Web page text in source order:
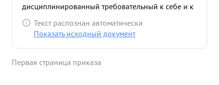
дисциплинированный требовательный к себе и к
подчиненным Командирскими навыками
обладает Опыт и знания подчиненным передает.
совершил 61 боевой вылет,за успешное вына
Текст распознан автоматически
Показать исходный документ
Первая страница приказа